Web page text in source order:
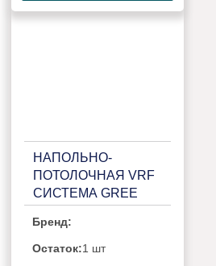
НАПОЛЬНО-
ПОТОЛОЧНАЯ VRF
СИСТЕМА GREE
Бренд:
Остаток:1 шт